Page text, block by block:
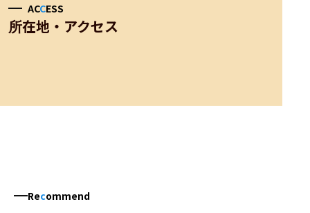
ACCESS
所在地・アクセス
Recommend